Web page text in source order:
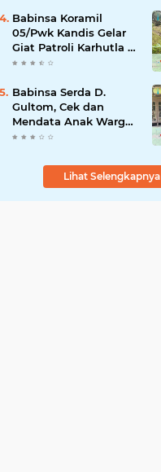
Swasembada Pangan
Nasional
Babinsa Koramil
05/Pwk Kandis Gelar
Giat Patroli Karhutla di
Wilayah Kelurahan
Babinsa Serda D.
Gultom, Cek dan
Mendata Anak Warga
Yang Stunting
Lihat Selengkapnya